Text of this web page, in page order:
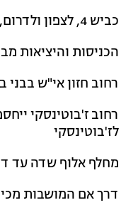
כביש 4, לצפון ולדרום, מצומת מורשה ועד מחלף משמר השבעה (התנועה תופנה לכביש 1 למזרח/מערב)
הכניסות והיציאות
רחוב חזון אי"ש בבני
רחוב ז'בוטינסקי
לז'בוטינסקי
מחלף אלוף שדה עד
דרך אם המושבות